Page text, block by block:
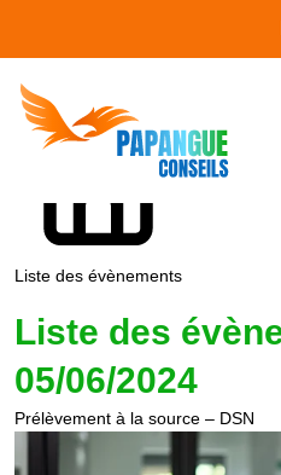
L'actualité du
Liste des évènements
Liste des
05/06/2024
Prélèvement à la source – DSN